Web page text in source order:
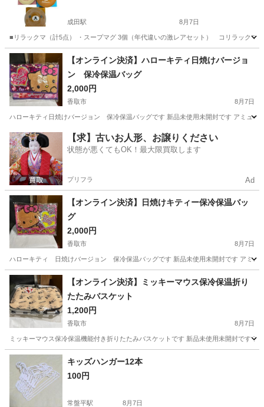
成田駅 8月7日
■リラックマ（計5点） ・スープマグ 3個（年代違いの激レアセット） コリラックマ
千葉 成田市 成田駅 食器
【オンライン決済】ハローキティ日焼けバージョ
ン 保冷保温バッグ
2,000円
香取市 8月7日
ハローキティ日焼けバージョン 保冷保温バッグです 新品未使用未開封です アミュ
千葉 香取市 その他 ハローキティ
【求】古いお人形、お譲りください
状態が悪くてもOK！最大限買取します
プリフラ Ad
【オンライン決済】日焼けキティー保冷保温バッ
グ
2,000円
香取市 8月7日
ハローキティ 日焼けバージョン 保冷保温バッグです 新品未使用未開封です アミュ
千葉 香取市 その他
【オンライン決済】ミッキーマウス保冷保温折り
たたみバスケット
1,200円
香取市 8月7日
ミッキーマウス保冷保温機能付き折りたたみバスケットです 新品未使用未開封です
千葉 香取市 その他
キッズハンガー12本
100円
常盤平駅 8月7日